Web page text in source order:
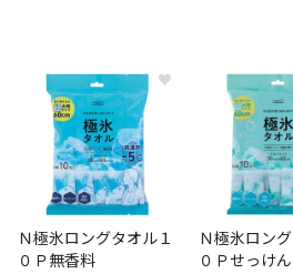
♥
Ｎ極氷ロングタオル１
０Ｐ無香料
Ｎ極氷ロン
０Ｐせっけ